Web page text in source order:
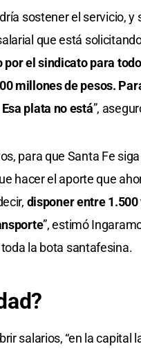
sostener el servicio,
que está
el sindicato para
millones de pesos.
plata no está”,
para que Santa Fe
hacer el aporte que
disponer entre
”, estimó
la bota santafesina.
salarios, “en la